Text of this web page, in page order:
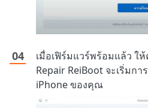
เมื่อเฟิร์มแวร์พร้อมแล้ว ใ
Repair ReiBoot จะเริ่มก
iPhone ของคุณ